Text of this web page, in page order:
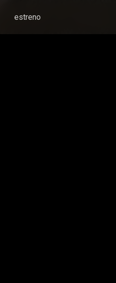
estreno